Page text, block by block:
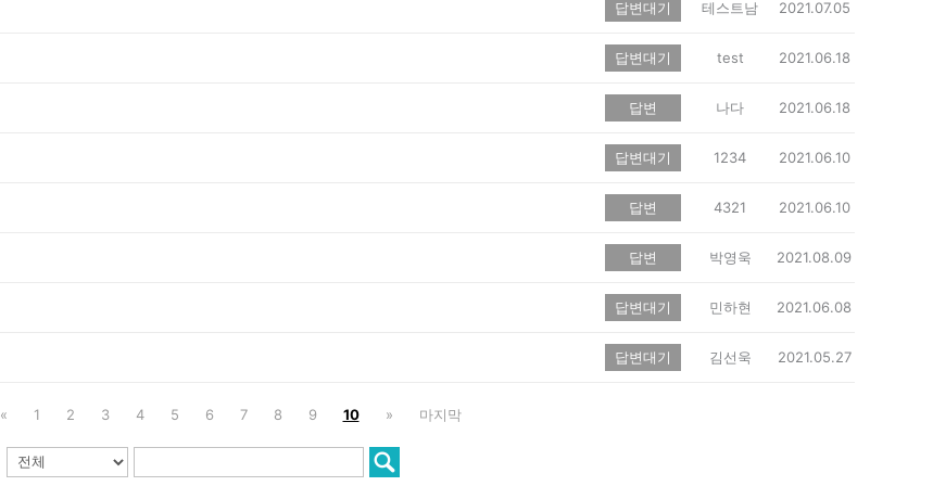
답변대기 테스트남 2021.07.05
답변대기 test 2021.06.18
답변 나다 2021.06.18
답변대기 1234 2021.06.10
답변 4321 2021.06.10
답변 박영욱 2021.08.09
답변대기 민하현 2021.06.08
답변대기 김선욱 2021.05.27
« 1 2 3 4 5 6 7 8 9 10 » 마지막